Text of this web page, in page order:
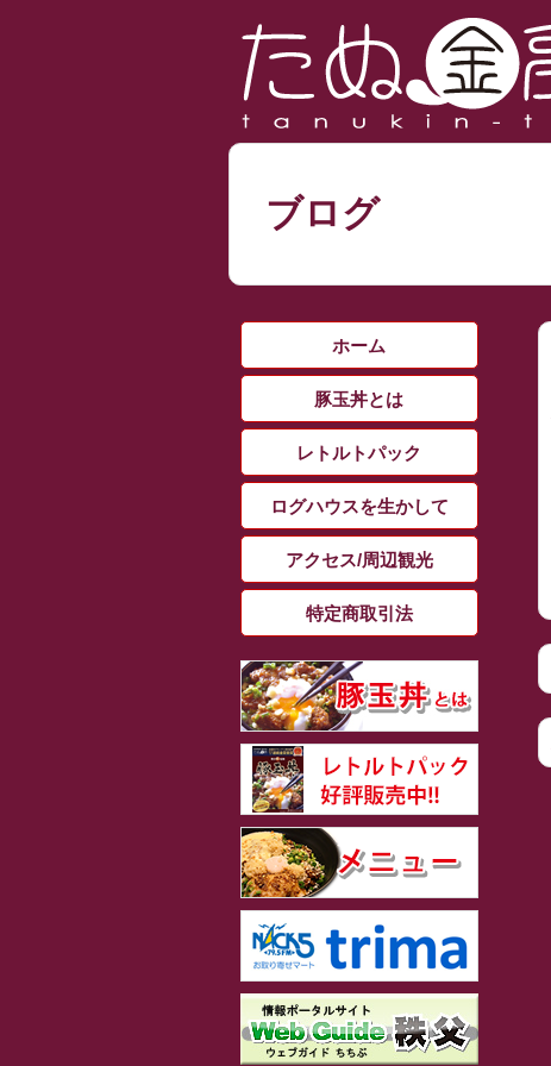
ブログ
ホーム
豚玉丼とは
レトルトパック
ログハウスを生かして
アクセス/周辺観光
特定商取引法